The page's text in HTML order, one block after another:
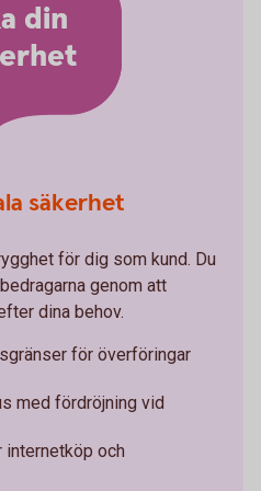
din
säkerhet
för dig som kund. Du
genom att
dina behov.
för överföringar
med fördröjning vid
och